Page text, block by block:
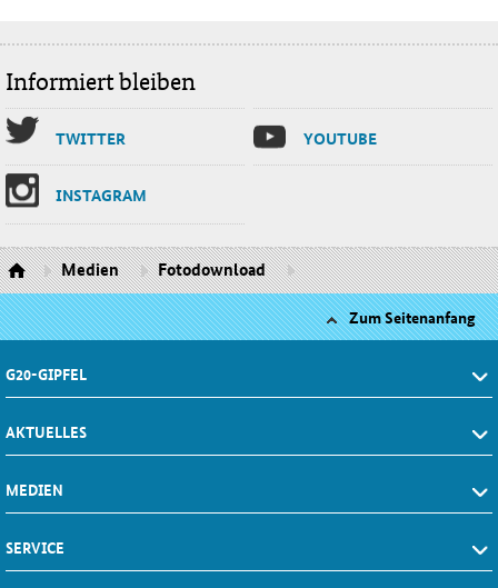
Informiert bleiben
TWIT­TER YOU­TU­BE
INS­TA­GRAM
Medien Fotodownload
Zum Seitenanfang
G20-GIPFEL
AKTUELLES
MEDIEN
SERVICE